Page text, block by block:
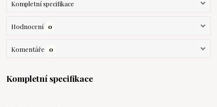
Kompletní specifikace
Hodnocení 0
Komentáře 0
Kompletní specifikace